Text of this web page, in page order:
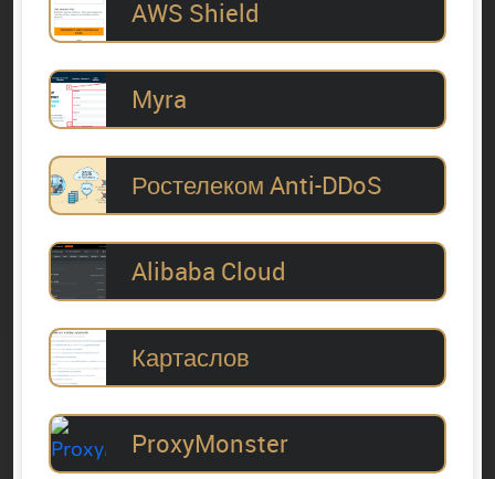
AWS Shield
Myra
Ростелеком Anti-DDoS
Alibaba Cloud
Картаслов
ProxyMonster